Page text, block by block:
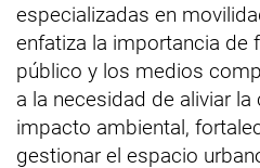
especializadas en
enfatiza la importancia de
público y los medios
a la necesidad de aliviar
impacto ambiental,
gestionar el espacio